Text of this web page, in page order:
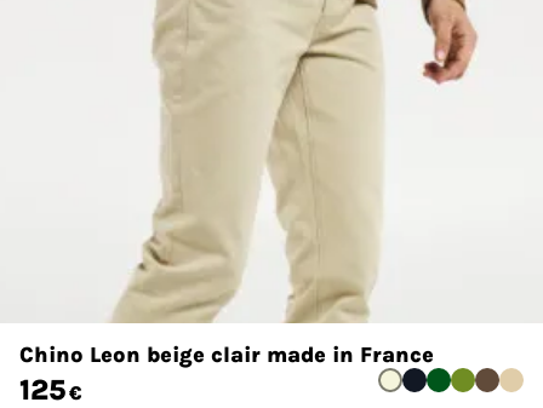
Chino Leon beige clair made in France
125€